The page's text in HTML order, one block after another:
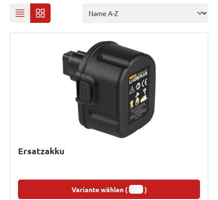
Ersatzakku
Variante wählen ( )